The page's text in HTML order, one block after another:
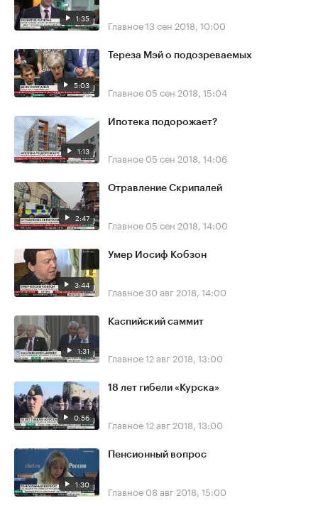
1:35 Главное13 сен 2018, 10:00
5:03
Тереза Мэй о подозреваемых
Главное 05 сен 2018, 15:04
1:13
Ипотека подорожает?
Главное 05 сен 2018, 14:06
2:47
Отравление Скрипалей
Главное 05 сен 2018, 14:00
3:44
Умер Иосиф Кобзон
Главное30 авг 2018, 14:00
1:31
Каспийский саммит
Главное12 авг 2018, 13:00
0:56
18 лет гибели «Курска»
Главное12 авг 2018, 13:00
1:30
Пенсионный вопрос
Главное 08 авг 2018, 15:00